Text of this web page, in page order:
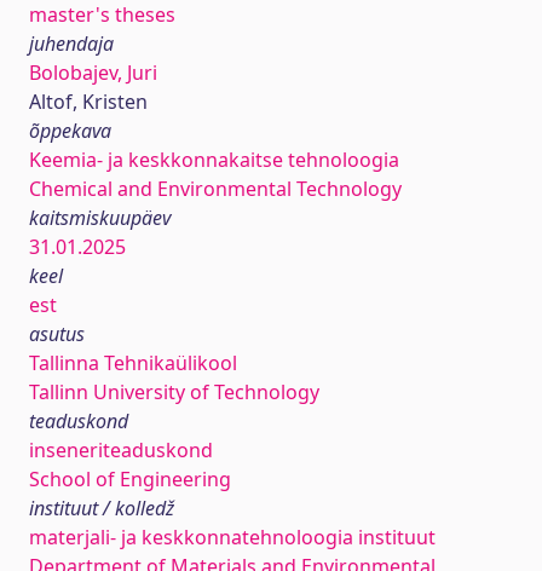
master's theses
juhendaja
Bolobajev, Juri
Altof, Kristen
õppekava
Keemia- ja keskkonnakaitse tehnoloogia
Chemical and Environmental Technology
kaitsmiskuupäev
31.01.2025
keel
est
asutus
Tallinna Tehnikaülikool
Tallinn University of Technology
teaduskond
inseneriteaduskond
School of Engineering
instituut / kolledž
materjali- ja keskkonnatehnoloogia instituut